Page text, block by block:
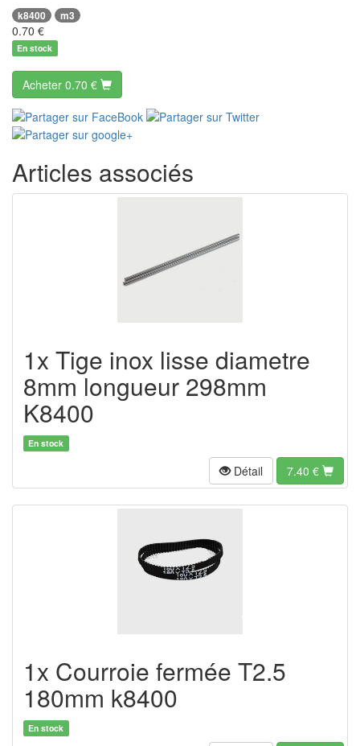
k8400 m3
0.70 €
En stock
Acheter 0.70 €
Articles associés
1x Tige inox lisse diametre
8mm longueur 298mm
K8400
En stock
Détail 7.40 €
1x Courroie fermée T2.5
180mm k8400
En stock